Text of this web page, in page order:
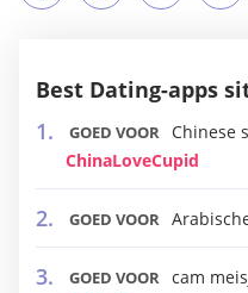
Best Dating-apps
GOED VOOR
Chinese
ChinaLoveCupid
GOED VOOR
GOED VOOR cam